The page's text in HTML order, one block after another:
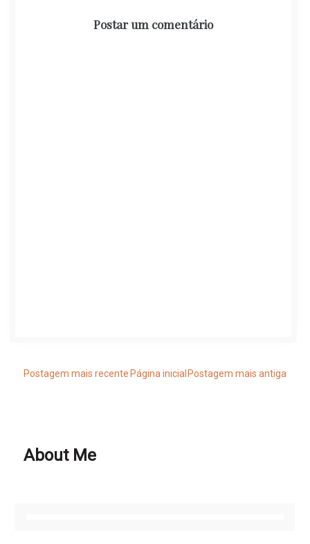
Postar um comentário
Postagem mais recente Postagem mais antiga
Página inicial
About Me